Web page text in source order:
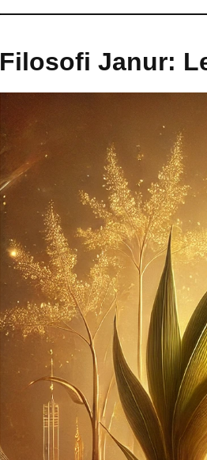
Filosofi Janur: